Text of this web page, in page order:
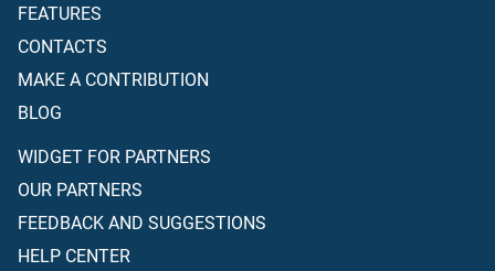
FEATURES
CONTACTS
MAKE A CONTRIBUTION
BLOG
WIDGET FOR PARTNERS
OUR PARTNERS
FEEDBACK AND SUGGESTIONS
HELP CENTER